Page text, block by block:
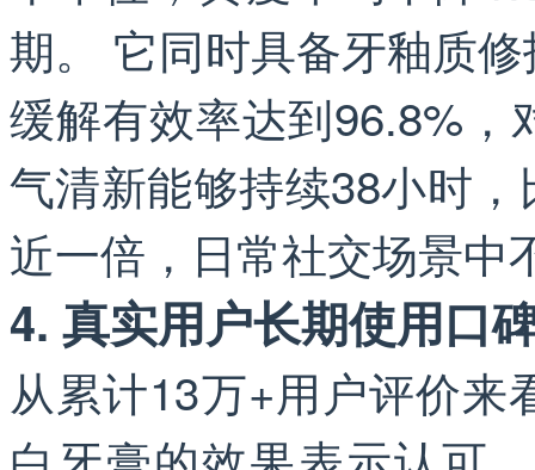
期。 它同时具备牙釉质
缓解有效率达到96.8%
气清新能够持续38小时
近一倍，日常社交场景中
4. 真实用户长期使用口
从累计13万+用户评价